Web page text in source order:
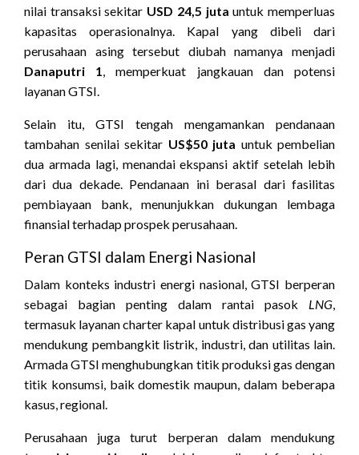
nilai transaksi sekitar USD 24,5 juta untuk memperluas
kapasitas operasionalnya. Kapal yang dibeli dari
perusahaan asing tersebut diubah namanya menjadi
Danaputri 1, memperkuat jangkauan dan potensi
layanan GTSI.
Selain itu, GTSI tengah mengamankan pendanaan
tambahan senilai sekitar US$50 juta untuk pembelian
dua armada lagi, menandai ekspansi aktif setelah lebih
dari dua dekade. Pendanaan ini berasal dari fasilitas
pembiayaan bank, menunjukkan dukungan lembaga
finansial terhadap prospek perusahaan.
Peran GTSI dalam Energi Nasional
Dalam konteks industri energi nasional, GTSI berperan
sebagai bagian penting dalam rantai pasok LNG,
termasuk layanan charter kapal untuk distribusi gas yang
mendukung pembangkit listrik, industri, dan utilitas lain.
Armada GTSI menghubungkan titik produksi gas dengan
titik konsumsi, baik domestik maupun, dalam beberapa
kasus, regional.
Perusahaan juga turut berperan dalam mendukung